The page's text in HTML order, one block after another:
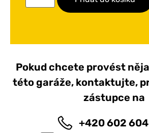
Pokud chcete provést
této garáže, kontaktujte,
zástupce na
+420 602